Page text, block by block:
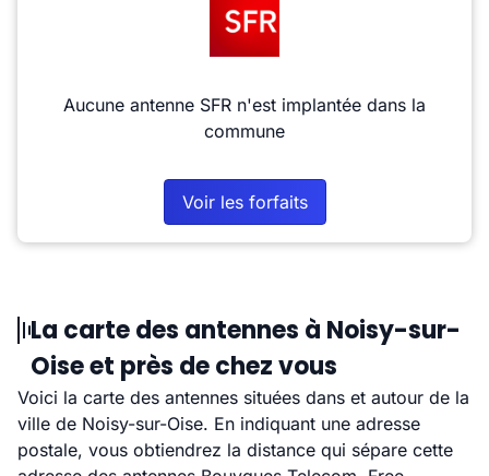
Aucune antenne SFR n'est implantée dans la
commune
Voir les forfaits
La carte des antennes à Noisy-sur-
Oise et près de chez vous
Voici la carte des antennes situées dans et autour de la
ville de Noisy-sur-Oise. En indiquant une adresse
postale, vous obtiendrez la distance qui sépare cette